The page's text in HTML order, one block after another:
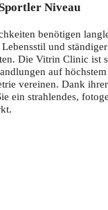
Niveau
benötigen
und
Die Vitrin Clinic ist
auf
vereinen. Dank
ein strahlendes,